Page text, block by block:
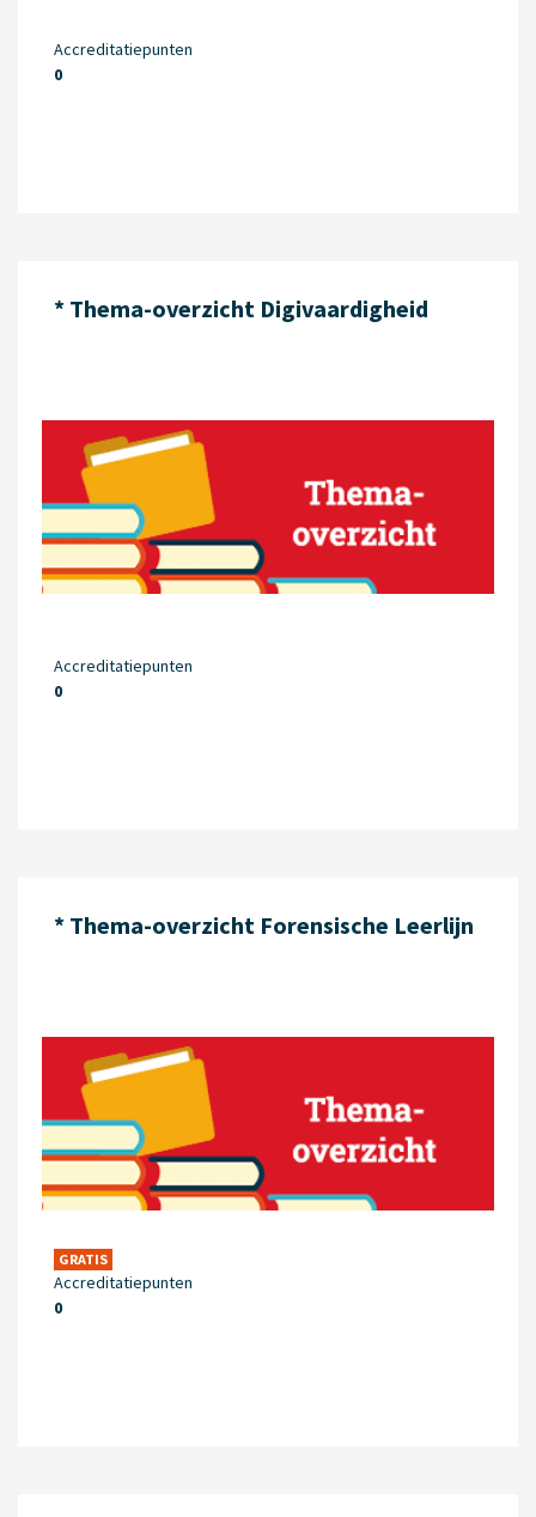
Accreditatiepunten
0
* Thema-overzicht Digivaardigheid
Accreditatiepunten
0
* Thema-overzicht Forensische Leerlijn
GRATIS
Accreditatiepunten
0